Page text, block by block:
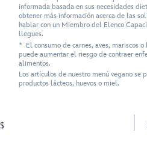
informada basada en sus necesidades
obtener más información acerca de las
hablar con un Miembro del Elenco
llegues.
* El consumo de carnes, aves, mariscos o
puede aumentar el riesgo de contraer
alimentos.
Los artículos de nuestro menú vegano se
productos lácteos, huevos o miel.
$